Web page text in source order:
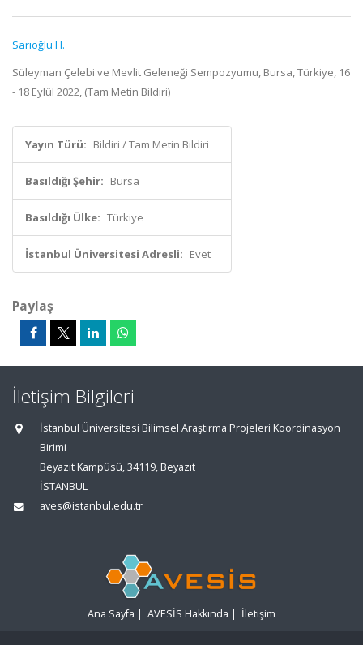
Sarıoğlu H.
Süleyman Çelebi ve Mevlit Geleneği Sempozyumu, Bursa, Türkiye, 16
- 18 Eylül 2022, (Tam Metin Bildiri)
Yayın Türü: Bildiri / Tam Metin Bildiri
Basıldığı Şehir: Bursa
Basıldığı Ülke: Türkiye
İstanbul Üniversitesi Adresli: Evet
Paylaş
İletişim Bilgileri
İstanbul Üniversitesi Bilimsel Araştırma Projeleri Koordinasyon
Birimi
Beyazıt Kampüsü, 34119, Beyazıt
İSTANBUL
aves@istanbul.edu.tr
Ana Sayfa | AVESİS Hakkında | İletişim